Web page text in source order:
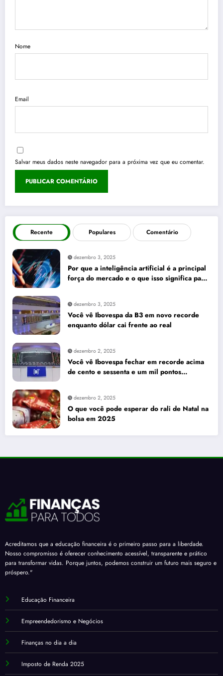
Nome
Email
Salvar meus dados neste navegador para a próxima vez que eu comentar.
Recente Populares Comentário
dezembro 3, 2025
Por que a inteligência artificial é a principal
força do mercado e o que isso significa para
dezembro 3, 2025
Você vê Ibovespa da B3 em novo recorde
enquanto dólar cai frente ao real
dezembro 2, 2025
Você vê Ibovespa fechar em recorde acima
de cento e sessenta e um mil pontos
dezembro 2, 2025
O que você pode esperar do rali de Natal na
bolsa em 2025
Acreditamos que a educação financeira é o primeiro passo para a liberdade.
Nosso compromisso é oferecer conhecimento acessível, transparente e prático
para transformar vidas. Porque juntos, podemos construir um futuro mais seguro e
próspero."
Educação Financeira
Empreendedorismo e Negócios
Finanças no dia a dia
Imposto de Renda 2025